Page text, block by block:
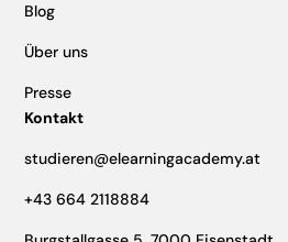
Blog
Über uns
Presse
Kontakt
studieren@elearningacademy.at
+43 664 2118884